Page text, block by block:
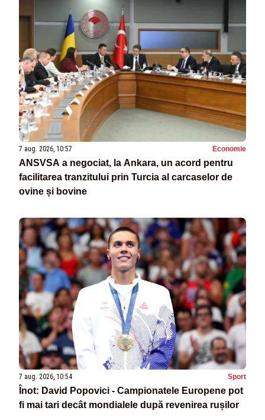
7 aug. 2026, 10:57 Economie
ANSVSA a negociat, la Ankara, un acord pentru
facilitarea tranzitului prin Turcia al carcaselor de
ovine și bovine
7 aug. 2026, 10:54 Sport
Înot: David Popovici - Campionatele Europene pot
fi mai tari decât mondialele după revenirea rușilor